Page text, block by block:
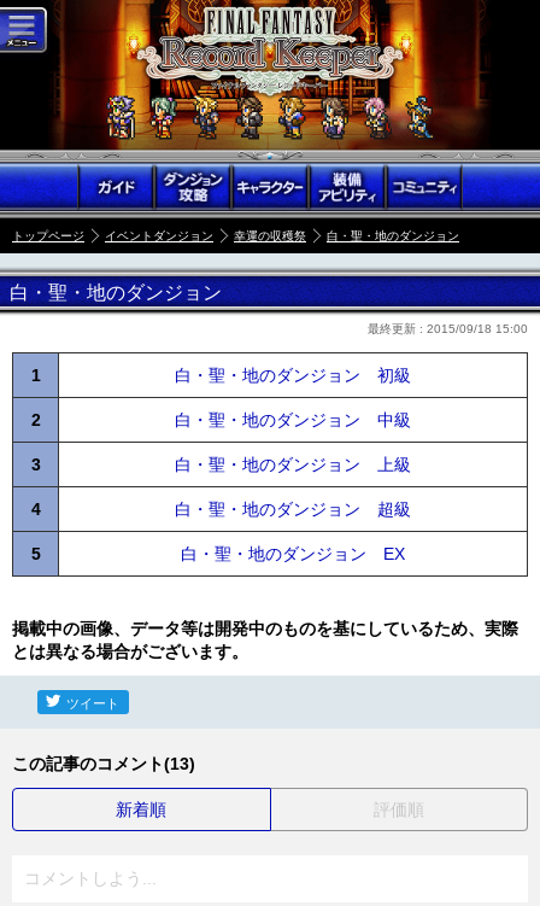
トップページ イベントダンジョン 幸運の収穫祭 白・聖・地のダンジョン
白・聖・地のダンジョン
最終更新 : 2015/09/18 15:00
1 白・聖・地のダンジョン 初級
2 白・聖・地のダンジョン 中級
3 白・聖・地のダンジョン 上級
4 白・聖・地のダンジョン 超級
5 白・聖・地のダンジョン EX
掲載中の画像、データ等は開発中のものを基にしているため、実際
とは異なる場合がございます。
ツイート
この記事のコメント(13)
新着順 評価順
コメントしよう...